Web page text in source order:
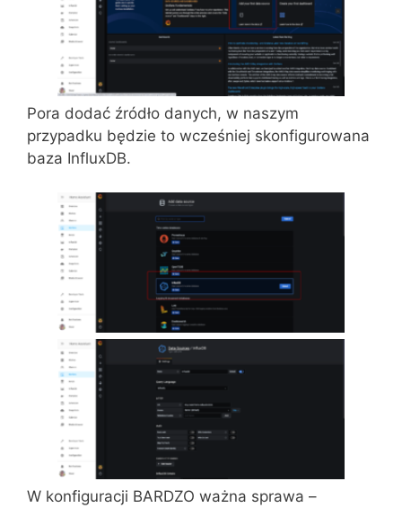
Pora dodać źródło danych, w naszym
przypadku będzie to wcześniej skonfigurowana
baza InfluxDB.
W konfiguracji BARDZO ważna sprawa –